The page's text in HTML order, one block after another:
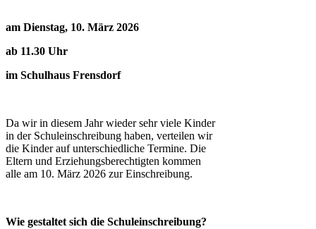
am Dienstag, 10. März 2026
ab 11.30 Uhr
im Schulhaus Frensdorf
Da wir in diesem Jahr wieder sehr viele Kinder
in der Schuleinschreibung haben, verteilen wir
die Kinder auf unterschiedliche Termine. Die
Eltern und Erziehungsberechtigten kommen
alle am 10. März 2026 zur Einschreibung.
Wie gestaltet sich die Schuleinschreibung?